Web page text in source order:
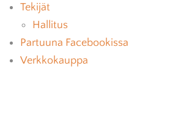
Tekijät
Hallitus
Partuuna Facebookissa
Verkkokauppa